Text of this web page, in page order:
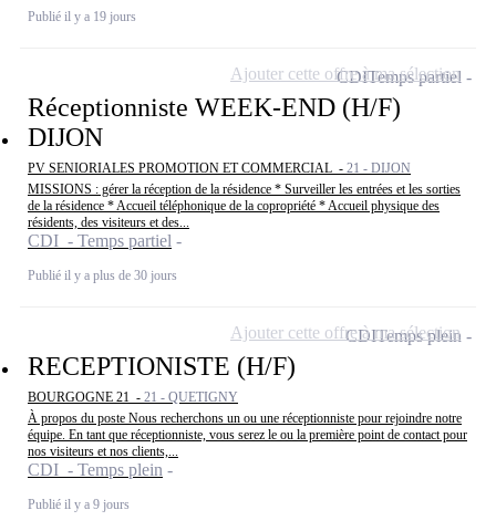
Publié il y a 19 jours
Réceptionniste WEEK-END (H/F)
DIJON
PV SENIORIALES PROMOTION ET COMMERCIAL - 21 - DIJON
MISSIONS : gérer la réception de la résidence * Surveiller les entrées et les sorties
de la résidence * Accueil téléphonique de la copropriété * Accueil physique des
résidents, des visiteurs et des...
CDI - Temps partiel
Publié il y a plus de 30 jours
CDITemps partiel
Ajouter cette offre à ma sélection
RECEPTIONISTE (H/F)
BOURGOGNE 21 - 21 - QUETIGNY
À propos du poste Nous recherchons un ou une réceptionniste pour rejoindre notre
équipe. En tant que réceptionniste, vous serez le ou la première point de contact pour
nos visiteurs et nos clients,...
CDI - Temps plein
Publié il y a 9 jours
CDITemps plein
Ajouter cette offre à ma sélection